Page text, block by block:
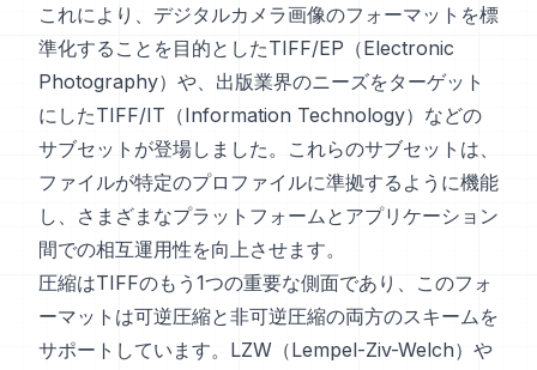
これにより、デジタルカメラ画像のフォーマットを標
準化することを目的としたTIFF/EP（Electronic
Photography）や、出版業界のニーズをターゲット
にしたTIFF/IT（Information Technology）などの
サブセットが登場しました。これらのサブセットは、
ファイルが特定のプロファイルに準拠するように機能
し、さまざまなプラットフォームとアプリケーション
間での相互運用性を向上させます。
圧縮はTIFFのもう1つの重要な側面であり、このフォ
ーマットは可逆圧縮と非可逆圧縮の両方のスキームを
サポートしています。LZW（Lempel-Ziv-Welch）や